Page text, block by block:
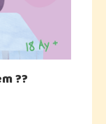
??